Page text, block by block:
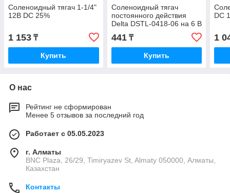
Соленоидный тягач 1-1/4"
12В DC 25%
1 153 ₸
Купить
Соленоидный тягач
постоянного действия
Delta DSTL-0418-06 на 6 В
441₸
Купить
DC
1
О нас
Рейтинг не сформирован
Менее 5 отзывов за последний год
Работает с 05.05.2023
г. Алматы
BNC Plaza, 26/29, Timiryazev St, Almaty 050000, Алматы,
Казахстан
Контакты